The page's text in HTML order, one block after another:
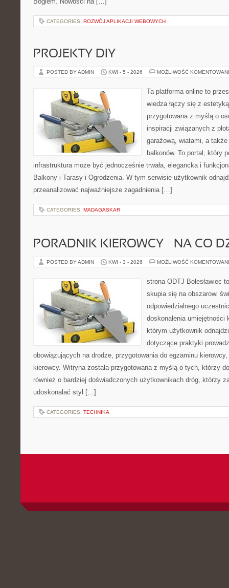
CATEGORIES: ROZWÓJ APLIKACJI WEBOWYCH
PROJEKTY DIY
POSTED BY ADMIN KWI - 5 - 2026 MOŻLIWOŚĆ
Ta platforma online to
wiedza łączy się z
przygotowana z myślą o
inspiracji związanych z
garażową, wiatami, a
balkonów. To portal, który
infrastruktura może być jednocześnie trwała, elegancka i
Balkony i Tarasy i Ogrodzenia. W tym serwisie użytkownik
przeanalizować najważniejsze zagadnienia […]
CATEGORIES: MADAGASKAR
PORADNIK KIEROWCY – NA CO
POSTED BY ADMIN KWI - 3 - 2026 MOŻLIWOŚĆ
strona ODTJ Bolesławiec
skupia się na obszarowi
odpowiedzialnego
doskonalenia umiejętności
którym użytkownik
dotyczące praktyki
obowiązujących na drodze, przygotowania do egzaminu
kierowcy. Witryna została przygotowana z myślą o tych, którzy
również o bardziej doświadczonych użytkownikach dróg, którzy
udoskonalać styl […]
CATEGORIES: TECHNIKA